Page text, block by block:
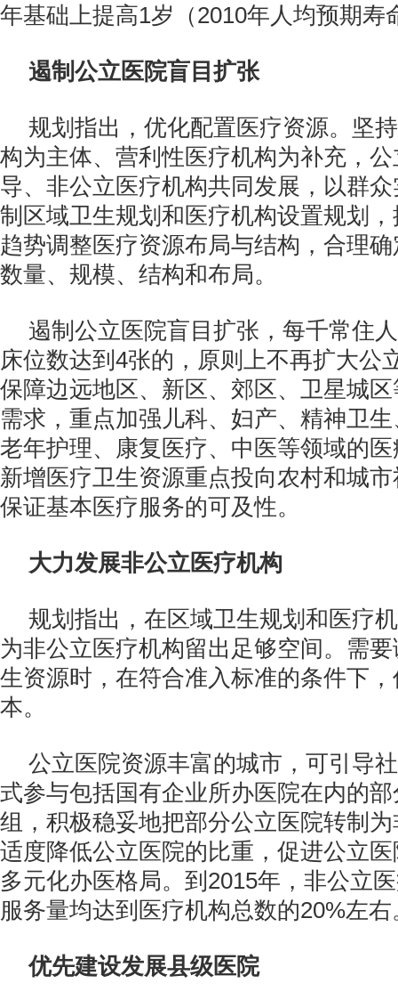
年基础上提高1岁（2010年人均预期寿
遏制公立医院盲目扩张
规划指出，优化配置医疗资源。坚
构为主体、营利性医疗机构为补充，
导、非公立医疗机构共同发展，以群
制区域卫生规划和医疗机构设置规划
趋势调整医疗资源布局与结构，合理
数量、规模、结构和布局。
遏制公立医院盲目扩张，每千常住
床位数达到4张的，原则上不再扩大公
保障边远地区、新区、郊区、卫星城
需求，重点加强儿科、妇产、精神卫
老年护理、康复医疗、中医等领域的
新增医疗卫生资源重点投向农村和城
保证基本医疗服务的可及性。
大力发展非公立医疗机构
规划指出，在区域卫生规划和医疗
为非公立医疗机构留出足够空间。需
生资源时，在符合准入标准的条件下
本。
公立医院资源丰富的城市，可引导
式参与包括国有企业所办医院在内的
组，积极稳妥地把部分公立医院转制
适度降低公立医院的比重，促进公立
多元化办医格局。到2015年，非公立
服务量均达到医疗机构总数的20%左右
优先建设发展县级医院